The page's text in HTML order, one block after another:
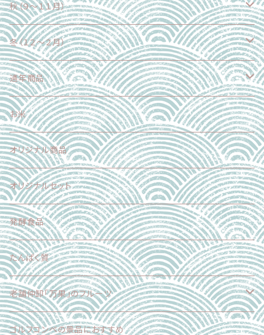
果物
魚介類
加工食品
野菜
果物
魚介類
加工食品
秋（９～１１月）
野菜
果物
魚介類
加工食品
スイーツ
冬（１２～２月）
野菜
果物
魚介類
加工食品
スイーツ
通年商品
野菜
果物
魚介類
肉
乳製品
麺
スイーツ
お米
オリジナル商品
オリジナルセット
発酵食品
たんぱく質
老舗仲卸「万果」のフルーツ
フードロス削減企画
ゴルフコンペの景品におすすめ